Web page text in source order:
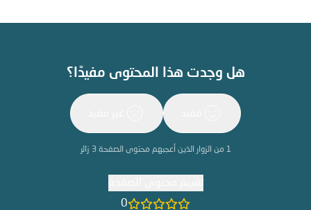
هل وجدت هذا المحتوى مفيدًا؟
1 من الزوار الذين أعجبهم محتوى الصفحة3 زائر
0